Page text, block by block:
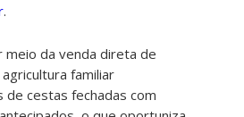
.
da venda direta de
familiar
de cestas fechadas com